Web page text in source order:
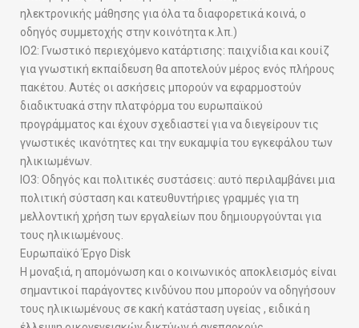
ηλεκτρονικής μάθησης για όλα τα διαφορετικά κοινά, ο
οδηγός συμμετοχής στην κοινότητα κ.λπ.)
IO2: Γνωστικό περιεχόμενο κατάρτισης: παιχνίδια και κουίζ
για γνωστική εκπαίδευση θα αποτελούν μέρος ενός πλήρους
πακέτου. Αυτές οι ασκήσεις μπορούν να εφαρμοστούν
διαδικτυακά στην πλατφόρμα του ευρωπαϊκού
προγράμματος και έχουν σχεδιαστεί για να διεγείρουν τις
γνωστικές ικανότητες και την ευκαμψία του εγκεφάλου των
ηλικιωμένων.
IO3: Οδηγός και πολιτικές συστάσεις: αυτό περιλαμβάνει μια
πολιτική σύσταση και κατευθυντήριες γραμμές για τη
μελλοντική χρήση των εργαλείων που δημιουργούνται για
τους ηλικιωμένους.
Ευρωπαϊκό Έργο Disk
Η μοναξιά, η απομόνωση και ο κοινωνικός αποκλεισμός είναι
σημαντικοί παράγοντες κινδύνου που μπορούν να οδηγήσουν
τους ηλικιωμένους σε κακή κατάσταση υγείας , ειδικά η